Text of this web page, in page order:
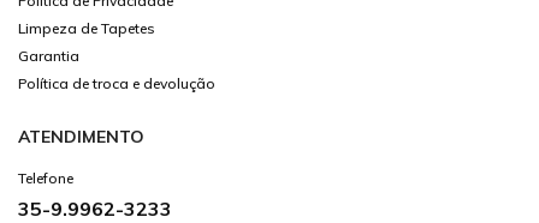
Limpeza de Tapetes
Garantia
Política de troca e devolução
ATENDIMENTO
Telefone
35-9.9962-3233